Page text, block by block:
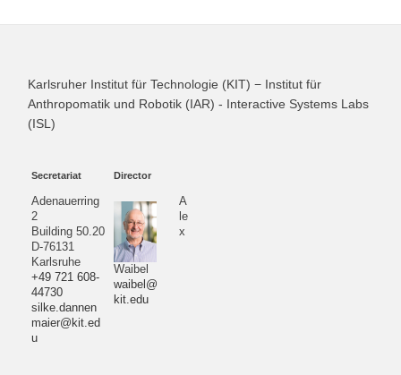
Karlsruher Institut für Technologie (KIT) − Institut für
Anthropomatik und Robotik (IAR) - Interactive Systems Labs
(ISL)
Secretariat
Adenauerring
2
Building 50.20
D-76131
Karlsruhe
+49 721 608-
44730
silke.dannen
maier@kit.ed
u
Director
A
le
x
Waibel
waibel@
kit.edu